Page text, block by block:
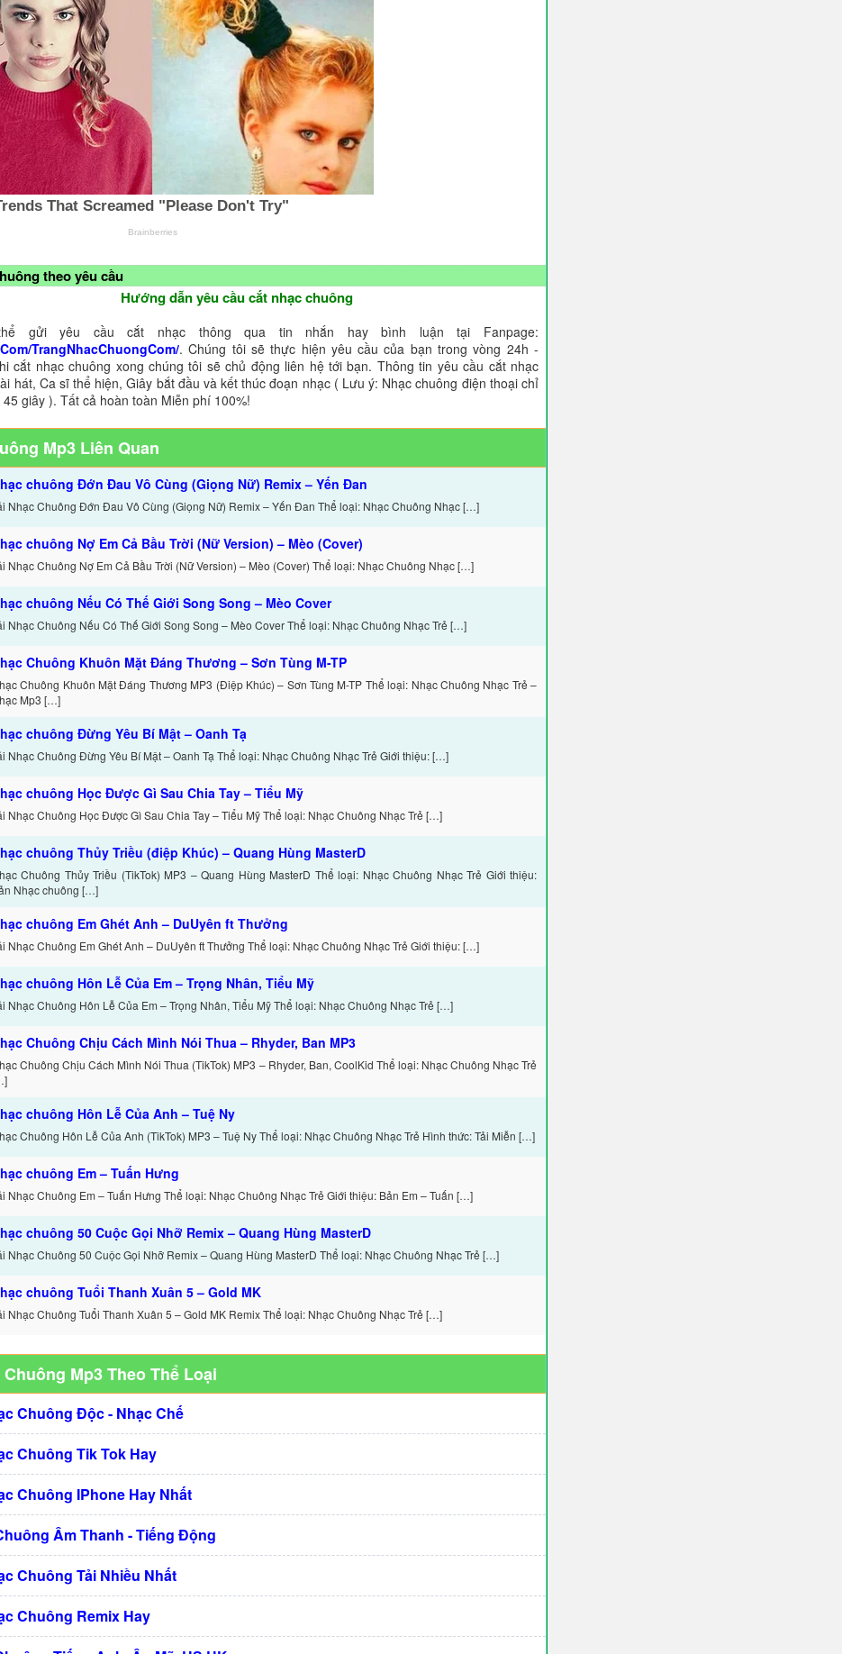
theo yêu cầu
Hướng dẫn yêu cầu cắt nhạc chuông
gửi yêu cầu cắt nhạc thông qua tin nhắn hay bình luận tại Fanpage:
TrangNhacChuongCom/. Chúng tôi sẽ thực hiện yêu cầu của bạn trong vòng 24h -
cắt nhạc chuông xong chúng tôi sẽ chủ động liên hệ tới bạn. Thông tin yêu cầu cắt nhạc
hát, Ca sĩ thể hiện, Giây bắt đầu và kết thúc đoạn nhạc ( Lưu ý: Nhạc chuông điện thoại chỉ
giây ). Tất cả hoàn toàn Miễn phí 100%!
Mp3 Liên Quan
chuông Đớn Đau Vô Cùng (Giọng Nữ) Remix – Yến Đan
Nhạc Chuông Đớn Đau Vô Cùng (Giọng Nữ) Remix – Yến Đan Thể loại: Nhạc Chuông Nhạc […]
chuông Nợ Em Cả Bầu Trời (Nữ Version) – Mèo (Cover)
Nhạc Chuông Nợ Em Cả Bầu Trời (Nữ Version) – Mèo (Cover) Thể loại: Nhạc Chuông Nhạc […]
chuông Nếu Có Thế Giới Song Song – Mèo Cover
Nhạc Chuông Nếu Có Thế Giới Song Song – Mèo Cover Thể loại: Nhạc Chuông Nhạc Trẻ […]
Chuông Khuôn Mặt Đáng Thương – Sơn Tùng M-TP
Chuông Khuôn Mặt Đáng Thương MP3 (Điệp Khúc) – Sơn Tùng M-TP Thể loại: Nhạc Chuông Nhạc Trẻ –
Mp3 […]
chuông Đừng Yêu Bí Mật – Oanh Tạ
Nhạc Chuông Đừng Yêu Bí Mật – Oanh Tạ Thể loại: Nhạc Chuông Nhạc Trẻ Giới thiệu: […]
chuông Học Được Gì Sau Chia Tay – Tiểu Mỹ
Nhạc Chuông Học Được Gì Sau Chia Tay – Tiểu Mỹ Thể loại: Nhạc Chuông Nhạc Trẻ […]
chuông Thủy Triều (điệp Khúc) – Quang Hùng MasterD
Chuông Thủy Triều (TikTok) MP3 – Quang Hùng MasterD Thể loại: Nhạc Chuông Nhạc Trẻ Giới thiệu:
Nhạc chuông […]
chuông Em Ghét Anh – DuUyên ft Thưởng
Nhạc Chuông Em Ghét Anh – DuUyên ft Thưởng Thể loại: Nhạc Chuông Nhạc Trẻ Giới thiệu: […]
chuông Hôn Lễ Của Em – Trọng Nhân, Tiểu Mỹ
Nhạc Chuông Hôn Lễ Của Em – Trọng Nhân, Tiểu Mỹ Thể loại: Nhạc Chuông Nhạc Trẻ […]
Chuông Chịu Cách Mình Nói Thua – Rhyder, Ban MP3
Chuông Chịu Cách Mình Nói Thua (TikTok) MP3 – Rhyder, Ban, CoolKid Thể loại: Nhạc Chuông Nhạc Trẻ
chuông Hôn Lễ Của Anh – Tuệ Ny
Chuông Hôn Lễ Của Anh (TikTok) MP3 – Tuệ Ny Thể loại: Nhạc Chuông Nhạc Trẻ Hình thức: Tải Miễn […]
chuông Em – Tuấn Hưng
Nhạc Chuông Em – Tuấn Hưng Thể loại: Nhạc Chuông Nhạc Trẻ Giới thiệu: Bản Em – Tuấn […]
chuông 50 Cuộc Gọi Nhỡ Remix – Quang Hùng MasterD
Nhạc Chuông 50 Cuộc Gọi Nhỡ Remix – Quang Hùng MasterD Thể loại: Nhạc Chuông Nhạc Trẻ […]
chuông Tuổi Thanh Xuân 5 – Gold MK
Nhạc Chuông Tuổi Thanh Xuân 5 – Gold MK Remix Thể loại: Nhạc Chuông Nhạc Trẻ […]
Chuông Mp3 Theo Thể Loại
Chuông Độc - Nhạc Chế
Chuông Tik Tok Hay
Chuông IPhone Hay Nhất
Âm Thanh - Tiếng Động
Chuông Tải Nhiều Nhất
Chuông Remix Hay